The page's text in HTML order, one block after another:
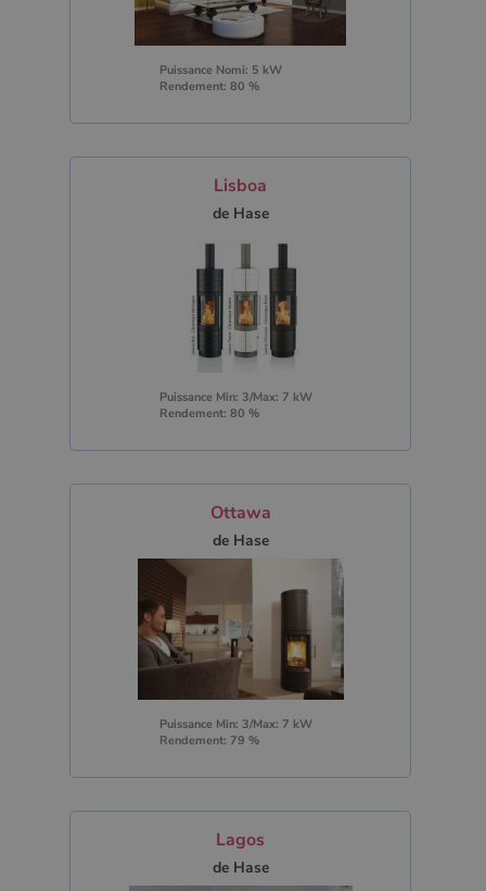
Puissance Nomi: 5 kW
Rendement: 80 %
Lisboa
de Hase
Puissance Min: 3/Max: 7 kW
Rendement: 80 %
Ottawa
de Hase
Puissance Min: 3/Max: 7 kW
Rendement: 79 %
Lagos
de Hase